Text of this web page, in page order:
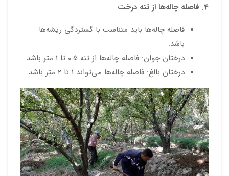
4. فاصله چاله‌ها از تنه درخت
فاصله چاله‌ها باید متناسب با گستردگی ریشه‌ها
باشد.
درختان جوان: فاصله چاله‌ها از تنه 0.5 تا 1 متر باشد.
درختان بالغ: فاصله چاله‌ها می‌تواند 1 تا 2 متر باشد.